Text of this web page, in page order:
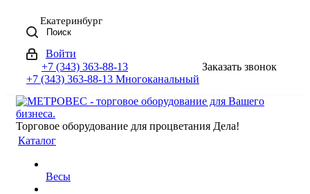
Екатеринбург
Поиск
Войти
+7 (343) 363-88-13
+7 (343) 363-88-13 Многоканальный
Заказать звонок
Торговое оборудование для процветания Дела!
Каталог
Весы